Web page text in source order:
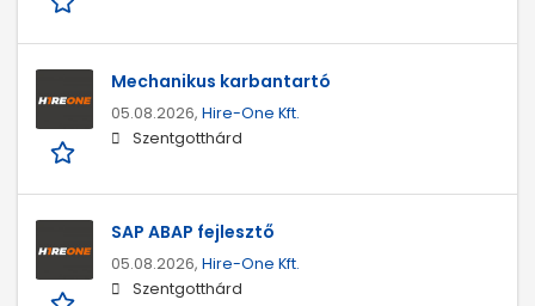
Mechanikus karbantartó
05.08.2026, Hire-One Kft.
Szentgotthárd
SAP ABAP fejlesztő
05.08.2026, Hire-One Kft.
Szentgotthárd